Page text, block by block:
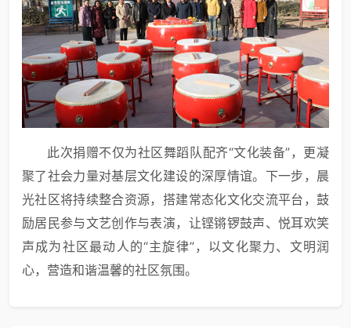
此次捐赠不仅为社区舞蹈队配齐“文化装备”，更凝
聚了社会力量对基层文化建设的深厚情谊。下一步，晨
光社区将持续整合资源，搭建常态化文化交流平台，鼓
励居民参与文艺创作与表演，让铿锵锣鼓声、悦耳欢笑
声成为社区最动人的“主旋律”，以文化聚力、文明润
心，营造和谐温馨的社区氛围。